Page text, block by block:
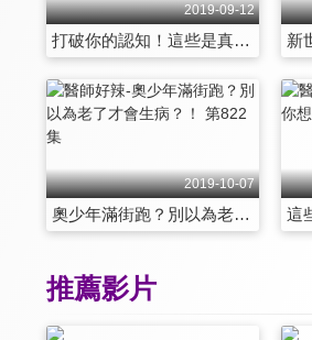
2019-09-12
打破你的認知！這些是真是假，醫生告訴你？！ 第809集
2019-10-07
奧少年滿街跑？別以為老了才會生病？！ 第822集
推薦影片